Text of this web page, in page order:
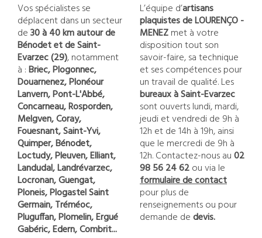
Vos spécialistes se
déplacent dans un secteur
de30 à 40 km autour de
Bénodet et de Saint-
Evarzec (29), notamment
à :Briec, Plogonnec,
Douarnenez, Plonéour
Lanvern, Pont-L'Abbé,
Concarneau, Rosporden,
Melgven, Coray,
Fouesnant, Saint-Yvi,
Quimper, Bénodet,
Loctudy, Pleuven, Elliant,
Landudal, Landrévarzec,
Locronan, Guengat,
Ploneis, Plogastel Saint
Germain, Tréméoc,
Pluguffan, Plomelin, Ergué
Gabéric, Edern, Combrit...
L’équipe d’artisans
plaquistes de LOURENÇO -
MENEZmet à votre
disposition tout son
savoir-faire, sa technique
et ses compétences pour
un travail de qualité. Les
bureaux à Saint-Evarzec
sont ouverts lundi, mardi,
jeudi et vendredi de 9h à
12h et de 14h à 19h, ainsi
que le mercredi de 9h à
12h. Contactez-nous au02
98 56 24 62ou via le
formulaire de contact
pour plus de
renseignements ou pour
demande dedevis.